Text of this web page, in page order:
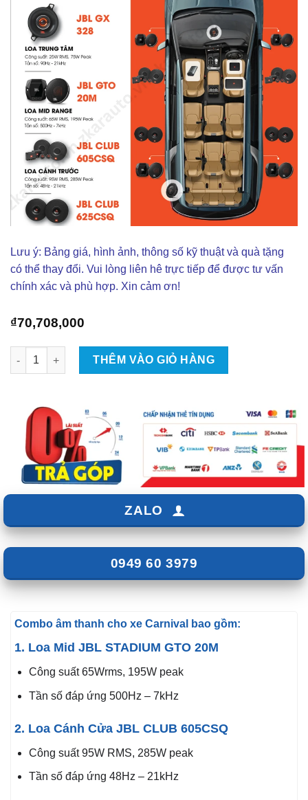
Lưu ý: Bảng giá, hình ảnh, thông số kỹ thuật và quà tặng
có thể thay đổi. Vui lòng liên hê trực tiếp để được tư vấn
chính xác và phù hợp. Xin cảm ơn!
₫70,708,000
Độ Combo Âm Thanh Cho Xe KIA Carnival số lượng
THÊM VÀO GIỎ HÀNG
ZALO
0949 60 3979
Combo âm thanh cho xe Carnival bao gồm:
1. Loa Mid JBL STADIUM GTO 20M
Công suất 65Wrms, 195W peak
Tần số đáp ứng 500Hz – 7kHz
2. Loa Cánh Cửa JBL CLUB 605CSQ
Công suất 95W RMS, 285W peak
Tần số đáp ứng 48Hz – 21kHz